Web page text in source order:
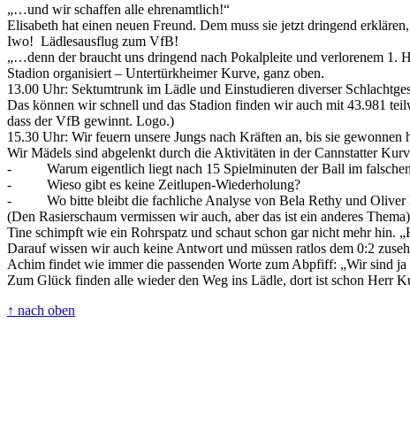
„…und wir schaffen alle ehrenamtlich!“
Elisabeth hat einen neuen Freund. Dem muss sie jetzt dringend
Iwo! Lädlesausflug zum VfB!
„…denn der braucht uns dringend nach Pokalpleite und verlorenem 1.
Stadion organisiert – Untertürkheimer Kurve, ganz oben.
13.00 Uhr: Sektumtrunk im Lädle und Einstudieren diverser
Das können wir schnell und das Stadion finden wir auch mit 43.981
dass der VfB gewinnt. Logo.)
15.30 Uhr: Wir feuern unsere Jungs nach Kräften an, bis sie
Wir Mädels sind abgelenkt durch die Aktivitäten in der Cannstatter
- Warum eigentlich liegt nach 15 Spielminuten der Ball im
- Wieso gibt es keine Zeitlupen-Wiederholung?
- Wo bitte bleibt die fachliche Analyse von Bela Rethy und Oliver
(Den Rasierschaum vermissen wir auch, aber das ist ein anderes Thema)
Tine schimpft wie ein Rohrspatz und schaut schon gar nicht mehr hin.
Darauf wissen wir auch keine Antwort und müssen ratlos dem 0:2
Achim findet wie immer die passenden Worte zum Abpfiff: „Wir sind
Zum Glück finden alle wieder den Weg ins Lädle, dort ist schon Herr
↑ nach oben